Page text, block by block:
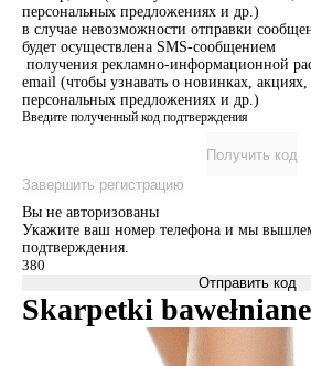
персональных предложениях и др.)
в случае невозможности отправки
будет осуществлена SMS-сообщением
получения рекламно-информационной
email (чтобы узнавать о новинках, акциях,
персональных предложениях и др.)
Введите полученный код подтверждения
Получить код
Завершить регистрацию
Вы не авторизованы
Укажите ваш номер телефона и мы
подтверждения.
Отправить код
Skarpetki